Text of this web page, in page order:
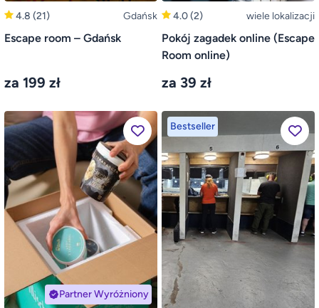
4.8 (21) Gdańsk
Escape room – Gdańsk
za 199 zł
4.0(2) wiele lokalizacji
Pokój zagadek online (Escape
Room online)
za 39 zł
Partner Wyróżniony
Bestseller